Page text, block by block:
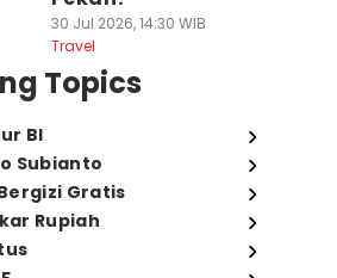
30 Jul 2026, 14:30 WIB
Travel
Topics
BI
Subianto
Gratis
Rupiah